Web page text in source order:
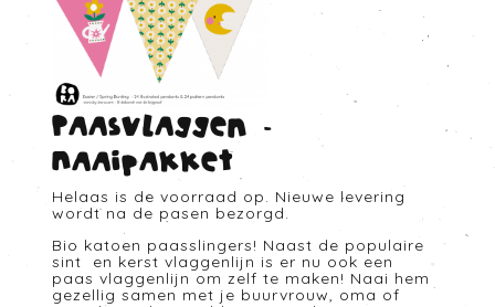
Paasvlaggen -
Naaipakket
Helaas is de voorraad op. Nieuwe levering
wordt na de pasen bezorgd.
Bio katoen paasslingers! Naast de populaire
sint en kerst vlaggenlijn is er nu ook een
paas vlaggenlijn om zelf te maken! Naai hem
gezellig samen met je buurvrouw, oma of